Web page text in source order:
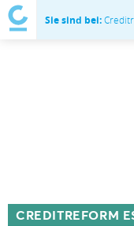
Sie sind bei:
CREDITREFORM